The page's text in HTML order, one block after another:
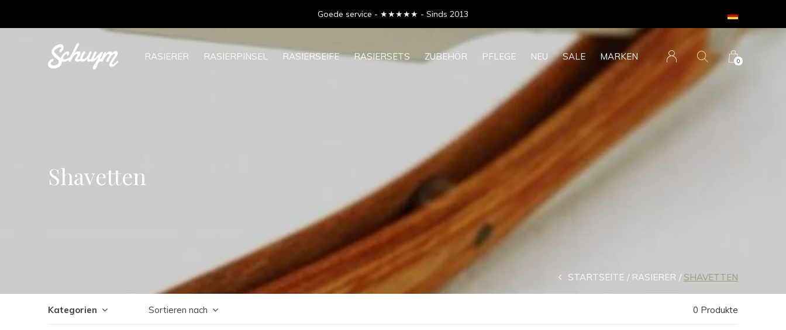
RASIERER RASIERPINSEL RASIERSEIFE RASIERSETS ZUBEHÖR PFLEGE NEU SALE MARKEN 0
Goede service - ★★★★★ - Sinds 2013
Shavetten
STARTSEITE RASIERER SHAVETTEN
Kategorien Sortieren nach 0 Produkte